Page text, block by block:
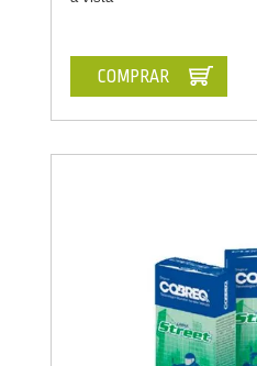
COMPRAR